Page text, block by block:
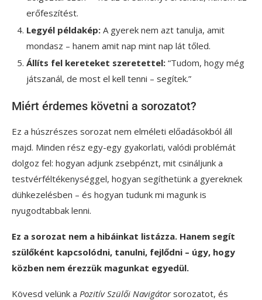
erőfeszítést.
Legyél példakép: A gyerek nem azt tanulja, amit
mondasz – hanem amit nap mint nap lát tőled.
Állíts fel kereteket szeretettel: “Tudom, hogy még
játszanál, de most el kell tenni – segítek.”
Miért érdemes követni a sorozatot?
Ez a húszrészes sorozat nem elméleti előadásokból áll
majd. Minden rész egy-egy gyakorlati, valódi problémát
dolgoz fel: hogyan adjunk zsebpénzt, mit csináljunk a
testvérféltékenységgel, hogyan segíthetünk a gyereknek
dühkezelésben – és hogyan tudunk mi magunk is
nyugodtabbak lenni.
Ez a sorozat nem a hibáinkat listázza. Hanem segít
szülőként kapcsolódni, tanulni, fejlődni – úgy, hogy
közben nem érezzük magunkat egyedül.
Kövesd velünk a Pozitív Szülői Navigátorsorozatot, és